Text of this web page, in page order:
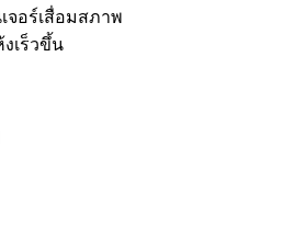
จอร์เสื่อมสภาพ
เร็วขึ้น